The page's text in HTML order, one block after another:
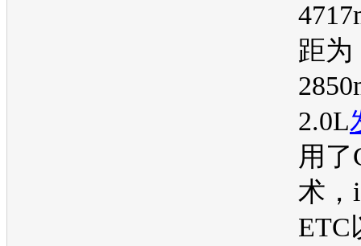
距为
2.0L
用
术，
ETC